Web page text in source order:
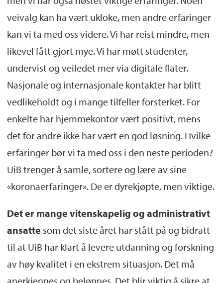
veivalg kan ha vært ukloke, men andre erfaringer
kan vi ta med oss videre. Vi har reist mindre, men
likevel fått gjort mye. Vi har møtt studenter,
undervist og veiledet mer via digitale flater.
Nasjonale og internasjonale kontakter har blitt
vedlikeholdt og i mange tilfeller forsterket. For
enkelte har hjemmekontor vært positivt, mens
det for andre ikke har vært en god løsning. Hvilke
erfaringer bør vi ta med oss i den neste perioden?
UiB trenger å samle, sortere og lære av sine
«koronaerfaringer». De er dyrekjøpte, men viktige.
Det er mange vitenskapelig og administrativt
ansatte som det siste året har stått på og bidratt
til at UiB har klart å levere utdanning og forskning
av høy kvalitet i en ekstrem situasjon. Det må